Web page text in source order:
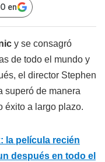
en
y se consagró
de todo el mundo y
el director Stephen
superó de manera
éxito a largo plazo.
la película recién
después en todo el